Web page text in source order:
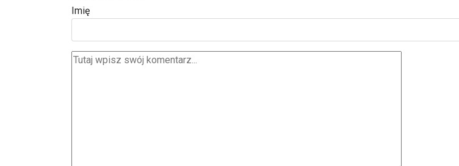
Imię